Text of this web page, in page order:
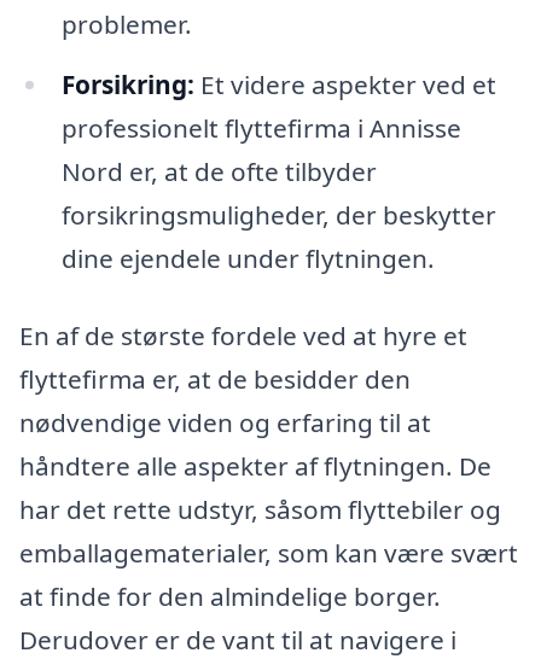
problemer.
Forsikring: Et videre aspekter ved et
professionelt flyttefirma i Annisse
Nord er, at de ofte tilbyder
forsikringsmuligheder, der beskytter
dine ejendele under flytningen.
En af de største fordele ved at hyre et
flyttefirma er, at de besidder den
nødvendige viden og erfaring til at
håndtere alle aspekter af flytningen. De
har det rette udstyr, såsom flyttebiler og
emballagematerialer, som kan være svært
at finde for den almindelige borger.
Derudover er de vant til at navigere i